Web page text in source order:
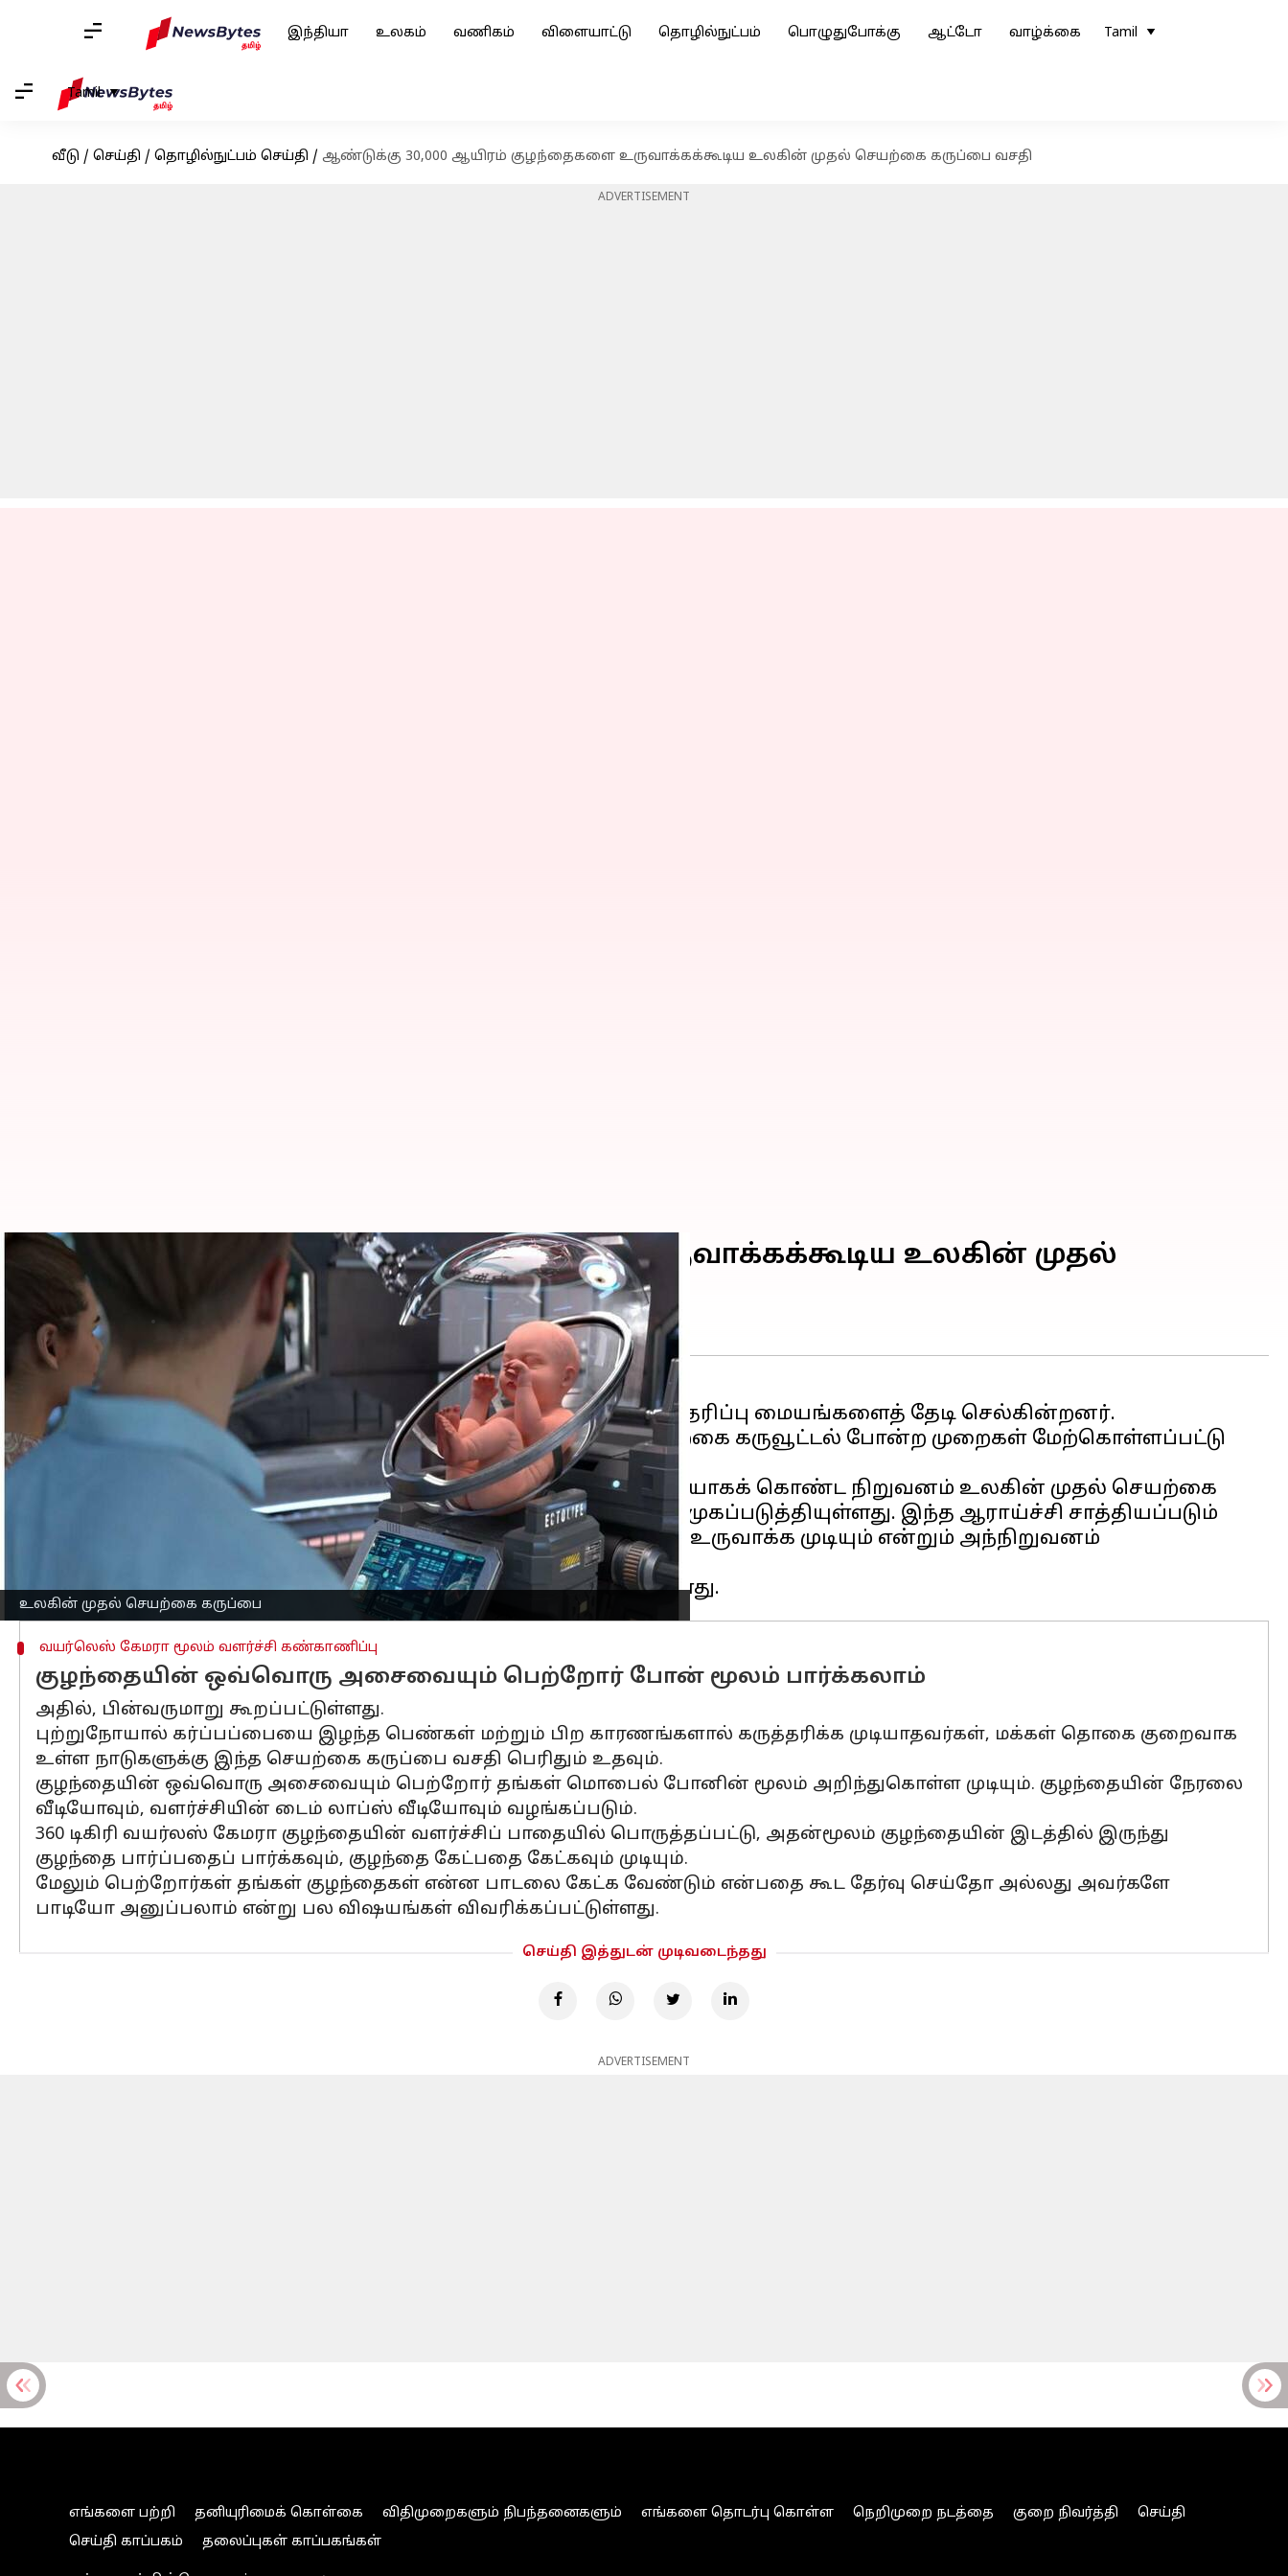
இந்தியா உலகம் வணிகம் விளையாட்டு தொழில்நுட்பம் பொழுதுபோக்கு ஆட்டோ வாழ்க்கை Tamil
Tamil
வீடு / செய்தி / தொழில்நுட்பம் செய்தி / ஆண்டுக்கு 30,000 ஆயிரம் குழந்தைகளை உருவாக்கக்கூடிய உலகின் முதல் செயற்கை கருப்பை வசதி
ADVERTISEMENT
உலகின் முதல் செயற்கை கருப்பை
ஆண்டுக்கு 30,000 ஆயிரம் குழந்தைகளை உருவாக்கக்கூடிய உலகின் முதல்
செயற்கை கருப்பை வசதி
எழுதியவர் Nivetha P Dec 26, 2022 12:19 am
செய்தி முன்னோட்டம்
இன்றைய சமூக சூழலில் பல தம்பதிகள் குழந்தை இல்லாமல் கருத்தரிப்பு மையங்களைத் தேடி செல்கின்றனர்.
கருத்தரிப்பு விகிதங்கள் குறைந்து வருவதால் வாடகை தாய், செயற்கை கருவூட்டல் போன்ற முறைகள் மேற்கொள்ளப்பட்டு
வருகிறது.
இந்நிலையில், எக்ட்டோ லைப் (EctoLife) எனும் பெர்லினை தலைமையாகக் கொண்ட நிறுவனம் உலகின் முதல் செயற்கை
கருப்பை மூலம் குழந்தையை உருவாக்கி வளர்க்கும் முறையை அறிமுகப்படுத்தியுள்ளது. இந்த ஆராய்ச்சி சாத்தியப்படும்
பட்சத்தில், ஒரு வருடத்திற்கு 30,000 குழந்தைகள் வரை இதன் மூலம் உருவாக்க முடியும் என்றும் அந்நிறுவனம்
வயர்லெஸ் கேமரா மூலம் வளர்ச்சி கண்காணிப்பு
குழந்தையின் ஒவ்வொரு அசைவையும் பெற்றோர் போன் மூலம் பார்க்கலாம்
அதில், பின்வருமாறு கூறப்பட்டுள்ளது.
புற்றுநோயால் கர்ப்பப்பையை இழந்த பெண்கள் மற்றும் பிற காரணங்களால் கருத்தரிக்க முடியாதவர்கள், மக்கள் தொகை குறைவாக
உள்ள நாடுகளுக்கு இந்த செயற்கை கருப்பை வசதி பெரிதும் உதவும்.
குழந்தையின் ஒவ்வொரு அசைவையும் பெற்றோர் தங்கள் மொபைல் போனின் மூலம் அறிந்துகொள்ள முடியும். குழந்தையின் நேரலை
வீடியோவும், வளர்ச்சியின் டைம் லாப்ஸ் வீடியோவும் வழங்கப்படும்.
360 டிகிரி வயர்லஸ் கேமரா குழந்தையின் வளர்ச்சிப் பாதையில் பொருத்தப்பட்டு, அதன்மூலம் குழந்தையின் இடத்தில் இருந்து
குழந்தை பார்ப்பதைப் பார்க்கவும், குழந்தை கேட்பதை கேட்கவும் முடியும்.
மேலும் பெற்றோர்கள் தங்கள் குழந்தைகள் என்ன பாடலை கேட்க வேண்டும் என்பதை கூட தேர்வு செய்தோ அல்லது அவர்களே
பாடியோ அனுப்பலாம் என்று பல விஷயங்கள் விவரிக்கப்பட்டுள்ளது.
செய்தி இத்துடன் முடிவடைந்தது
ADVERTISEMENT
எங்களை பற்றி தனியுரிமைக் கொள்கை விதிமுறைகளும் நிபந்தனைகளும் எங்களை தொடர்பு கொள்ள நெறிமுறை நடத்தை குறை நிவர்த்தி
செய்தி
செய்தி காப்பகம்
தலைப்புகள் காப்பகங்கள்